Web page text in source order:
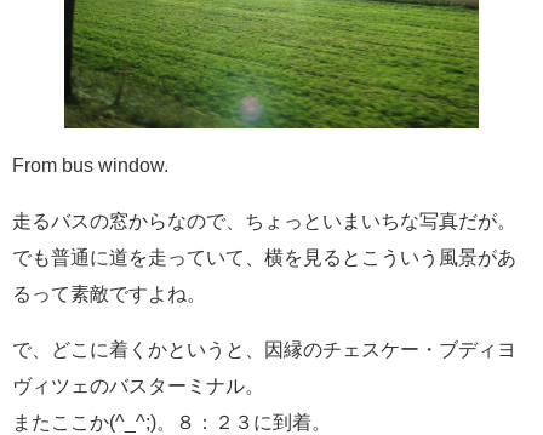
From bus window.
走るバスの窓からなので、ちょっといまいちな写真だが。
でも普通に道を走っていて、横を見るとこういう風景があ
るって素敵ですよね。
で、どこに着くかというと、因縁のチェスケー・ブディヨ
ヴィツェのバスターミナル。
またここか(^_^;)。８：２３に到着。